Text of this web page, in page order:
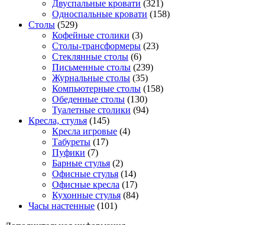
Двуспальные кровати (321)
Односпальные кровати (158)
Столы (529)
Кофейные столики (3)
Столы-трансформеры (23)
Стеклянные столы (6)
Письменные столы (239)
Журнальные столы (35)
Компьютерные столы (158)
Обеденные столы (130)
Туалетные столики (94)
Кресла, стулья (145)
Кресла игровые (4)
Табуреты (17)
Пуфики (7)
Барные стулья (2)
Офисные стулья (14)
Офисные кресла (17)
Кухонные стулья (84)
Часы настенные (101)